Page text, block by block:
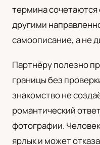
термина
другими
самоописание, а не
Партнёру полезно
границы без
знакомство не
романтический
фотографии.
ярлык и может